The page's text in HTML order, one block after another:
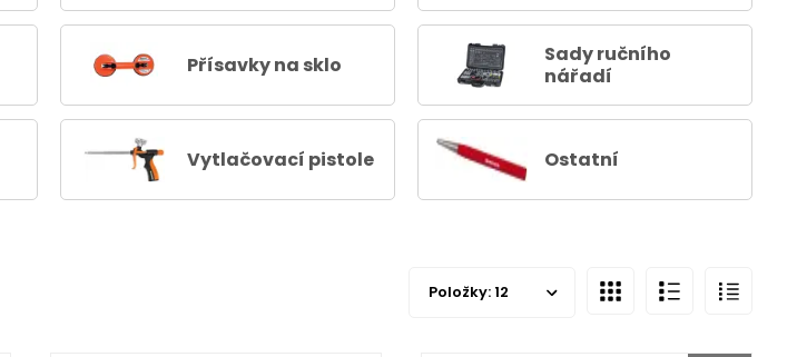
Přísavky na sklo
Sady ručního
nářadí
Vytlačovací pistole Ostatní
Položky: 12